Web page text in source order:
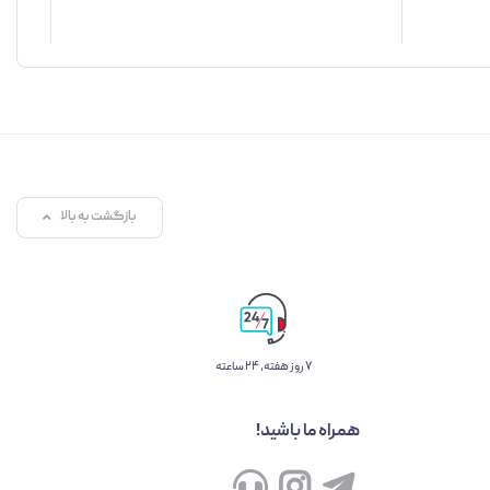
بازگشت به بالا
۷ روز ﻫﻔﺘﻪ، ۲۴ ﺳﺎﻋﺘﻪ
همراه ما باشید!